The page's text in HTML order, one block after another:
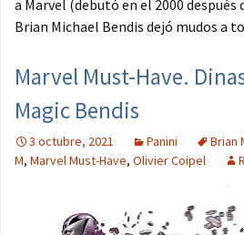
a Marvel (debutó en el 2000
Brian Michael Bendis dejó mudos a
Marvel Must-Have.
Magic Bendis
3 octubre, 2021 Panini Brian
M, Marvel Must-Have, Olivier Coipel